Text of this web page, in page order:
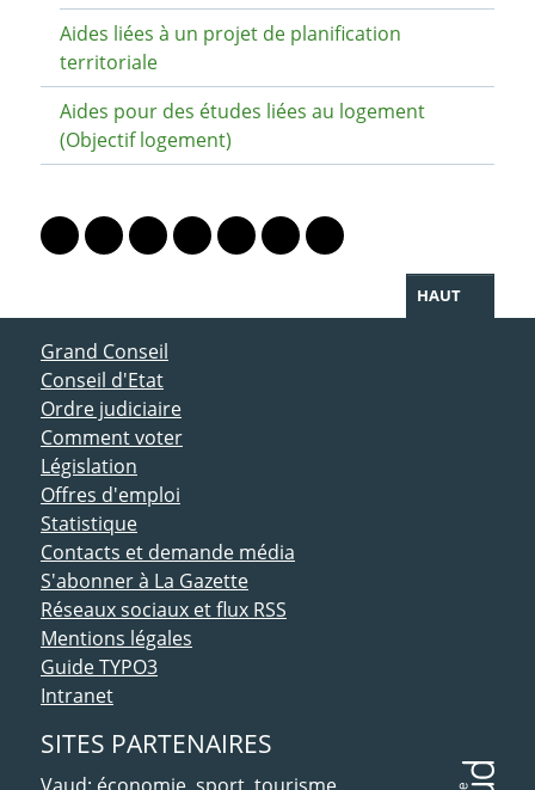
Aides liées à un projet de planification
territoriale
Aides pour des études liées au logement
(Objectif logement)
Lien vers le profil Mastodon
Lien vers le profil Bluesky
Lien vers le profil Instagram
Lien vers le profil Linkedin
Lien vers le profil Facebook
Lien vers le profil Twitter
Partager par WhatsApp
HAUT
ACCÈS DIRECT
Grand Conseil
Conseil d'Etat
Ordre judiciaire
Comment voter
Législation
Offres d'emploi
Statistique
Contacts et demande média
S'abonner à La Gazette
Réseaux sociaux et flux RSS
Mentions légales
Guide TYPO3
Intranet
SITES PARTENAIRES